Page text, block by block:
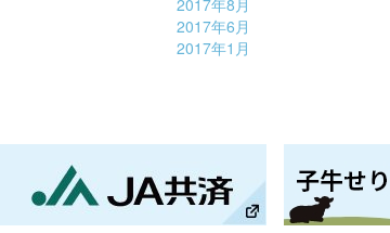
2017年8月
2017年6月
2017年1月